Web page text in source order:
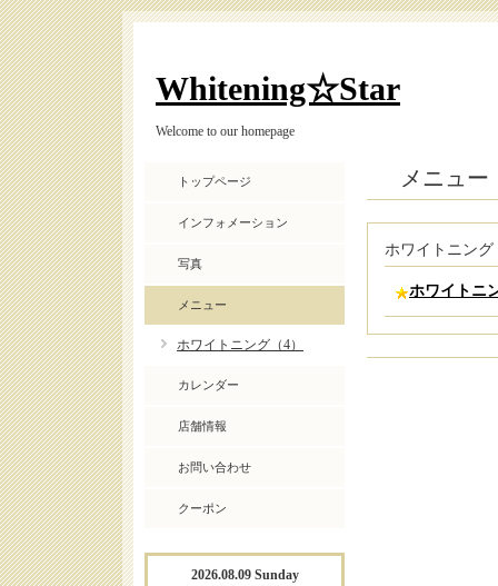
Whitening☆Star
Welcome to our homepage
メニュー
ホワイトニング
ホワイトニ
トップページ
インフォメーション
写真
メニュー
ホワイトニング（4）
カレンダー
店舗情報
お問い合わせ
クーポン
2026.08.09 Sunday